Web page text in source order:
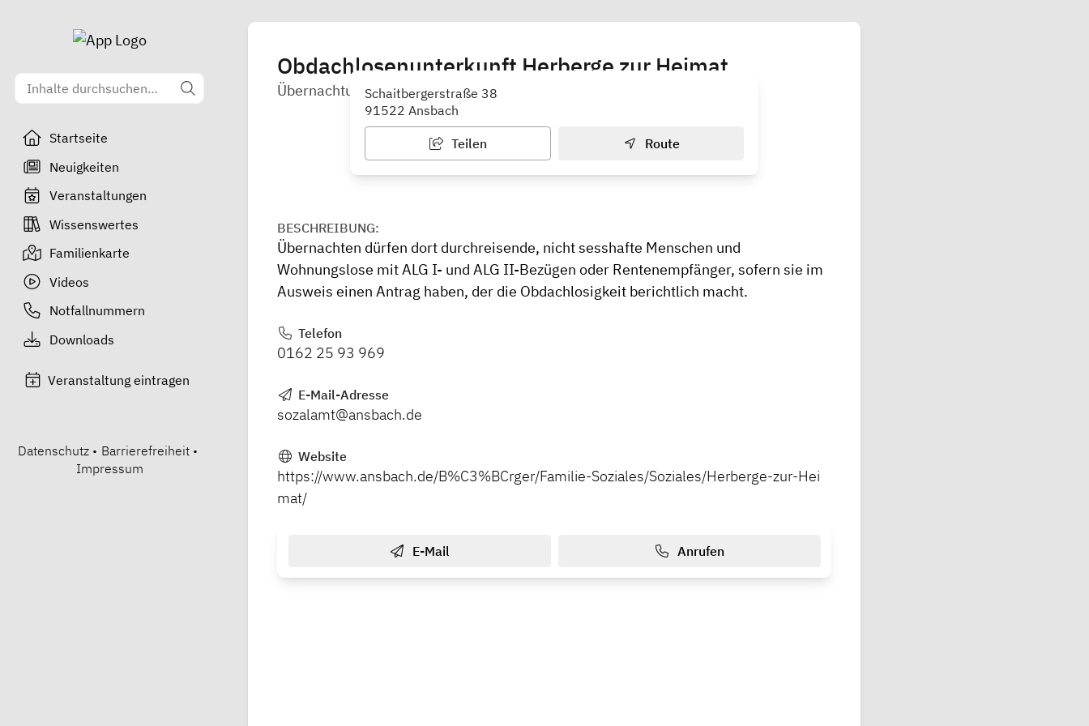
Startseite
Neuigkeiten
Veranstaltungen
Wissenswertes
Familienkarte
Videos
Notfallnummern
Downloads
Veranstaltung eintragen
Datenschutz • Barrierefreiheit •
Impressum
Obdachlosenunterkunft Herberge zur Heimat
Übernachtungsmöglichkeit für Obdachlose
Schaitbergerstraße 38
91522 Ansbach
Teilen Route
BESCHREIBUNG:
Übernachten dürfen dort durchreisende, nicht sesshafte Menschen und
Wohnungslose mit ALG I- und ALG II-Bezügen oder Rentenempfänger, sofern sie im
Ausweis einen Antrag haben, der die Obdachlosigkeit berichtlich macht.
Telefon
0162 25 93 969
E-Mail-Adresse
sozalamt@ansbach.de
Website
https://www.ansbach.de/B%C3%BCrger/Familie-Soziales/Soziales/Herberge-zur-Hei
mat/
E-Mail Anrufen